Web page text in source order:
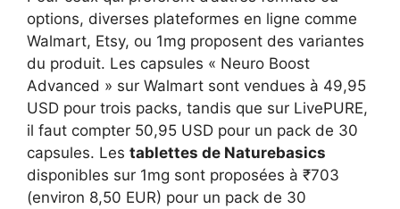
options, diverses plateformes en ligne comme
Walmart, Etsy, ou 1mg proposent des variantes
du produit. Les capsules « Neuro Boost
Advanced » sur Walmart sont vendues à 49,95
USD pour trois packs, tandis que sur LivePURE,
il faut compter 50,95 USD pour un pack de 30
capsules. Les tablettes de Naturebasics
disponibles sur 1mg sont proposées à ₹703
(environ 8,50 EUR) pour un pack de 30